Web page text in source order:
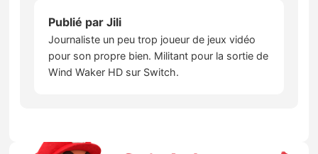
Publié parJili
Journaliste un peu trop joueur de jeux vidéo
pour son propre bien. Militant pour la sortie de
Wind Waker HD sur Switch.